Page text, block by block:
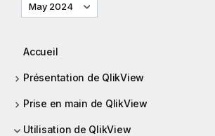
May 2024
Accueil
Présentation de QlikView
Prise en main de QlikView
Utilisation de QlikView